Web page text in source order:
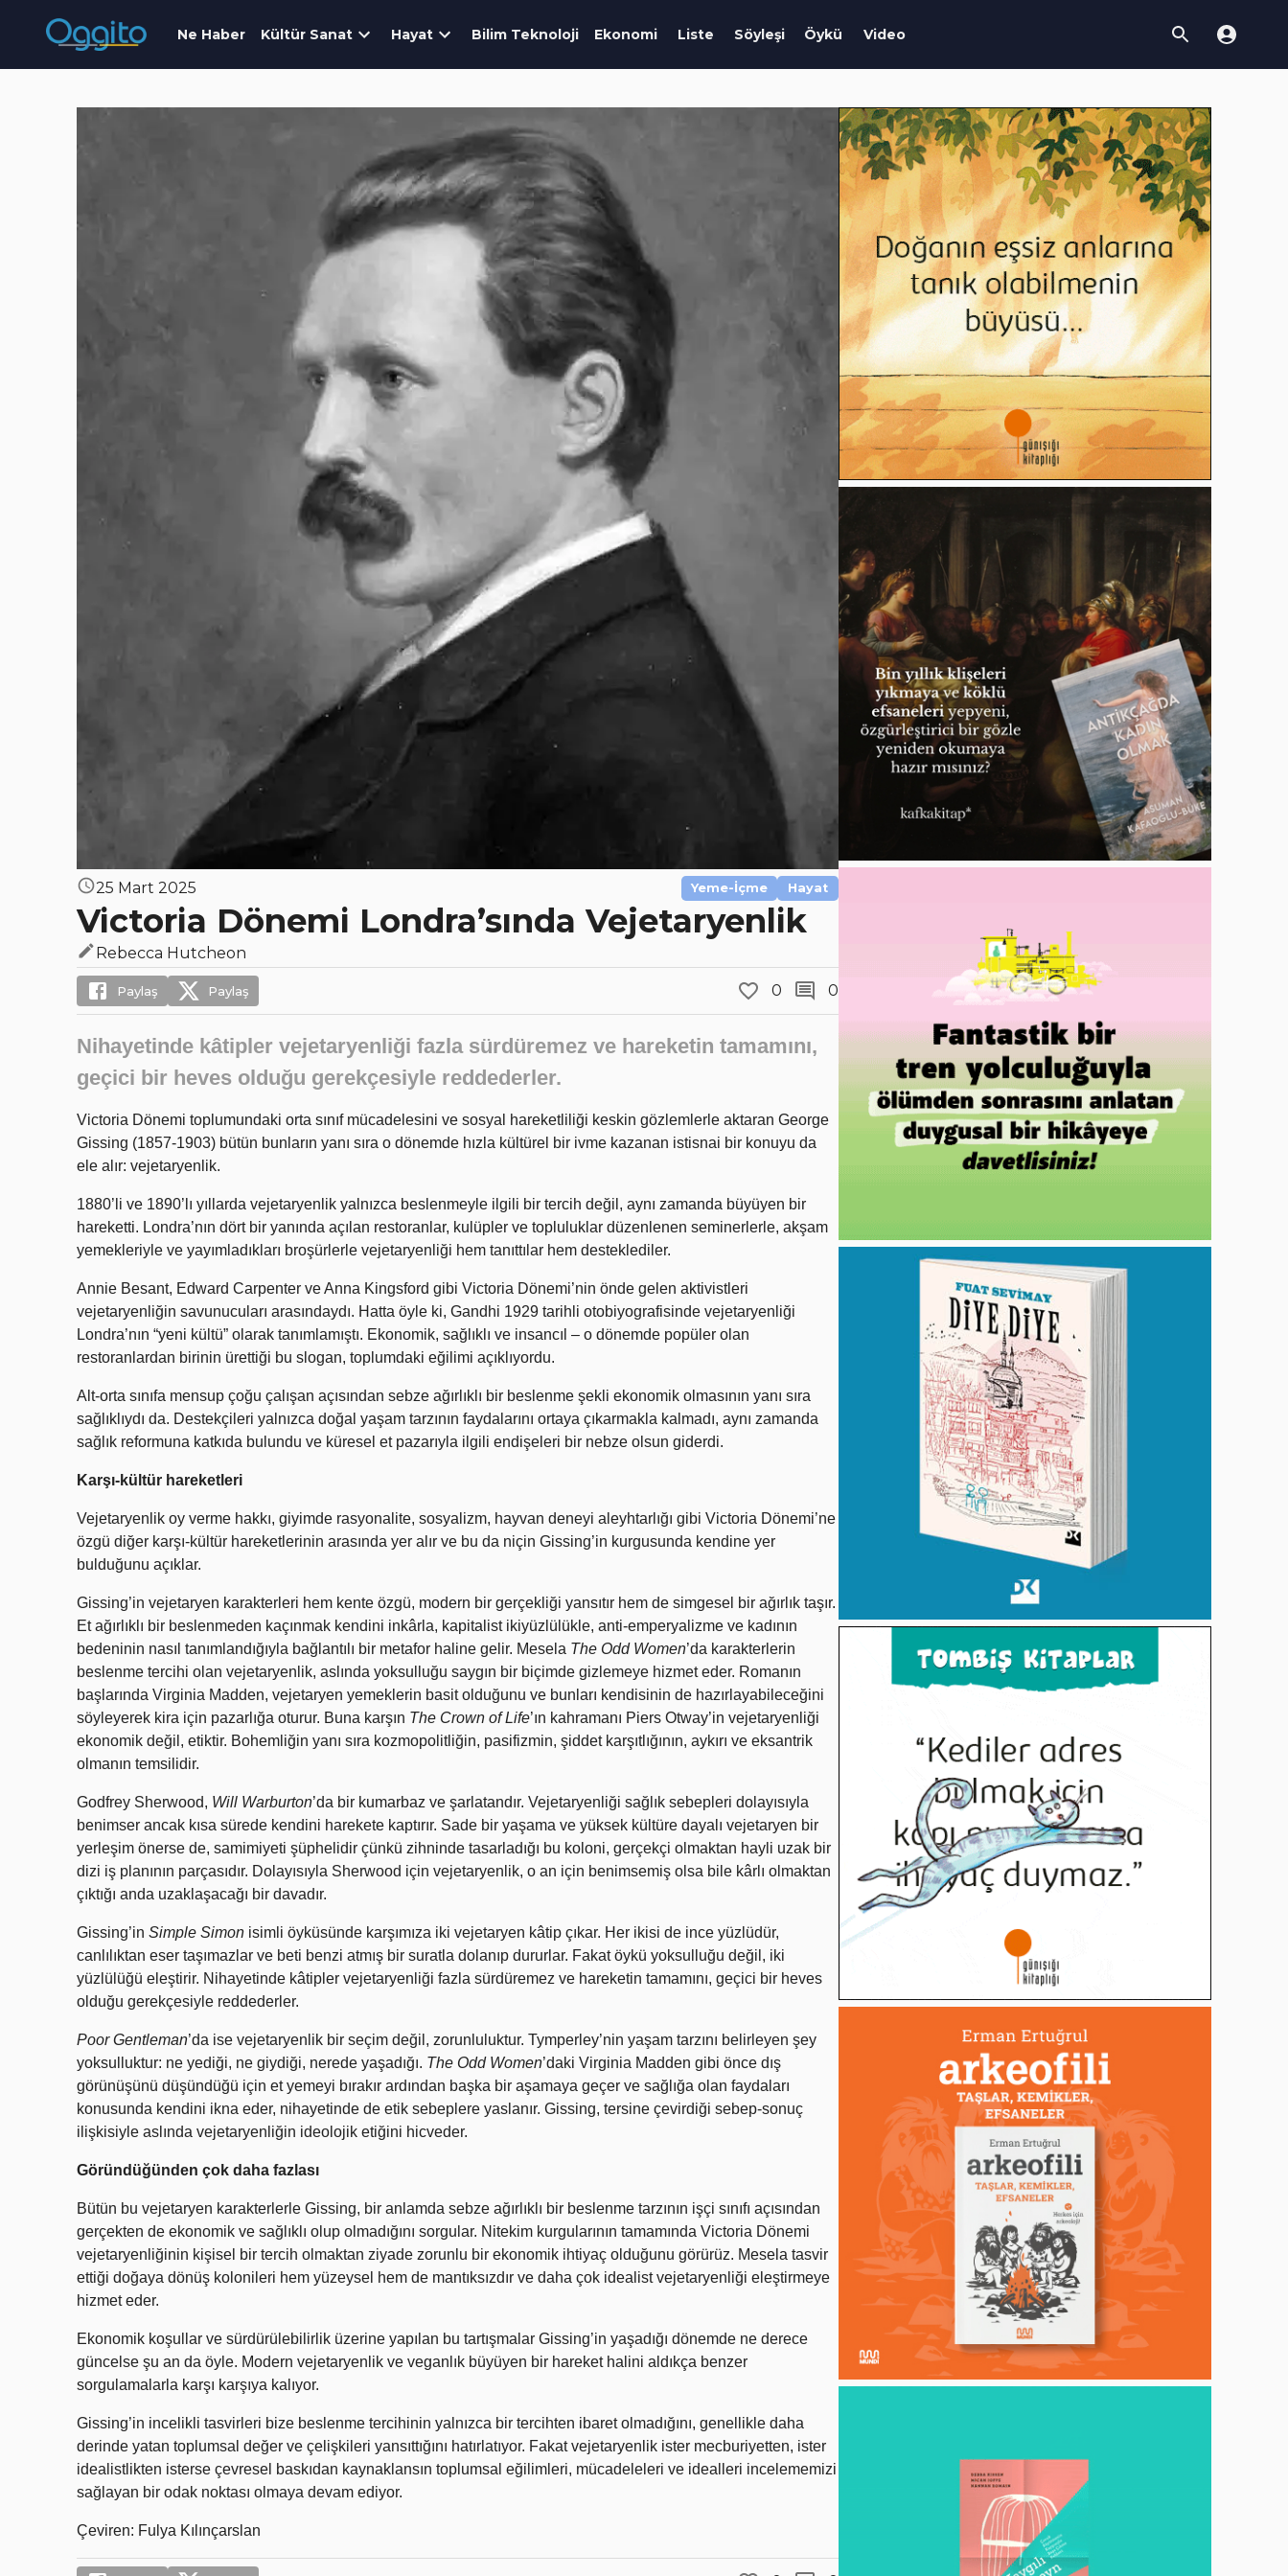
Ne Haber Kültür Sanat Hayat Bilim Teknoloji Ekonomi Liste Söyleşi Öykü Video
25 Mart 2025 Yeme-İçme Hayat
Victoria Dönemi Londra’sında Vejetaryenlik
Rebecca Hutcheon
Paylaş Paylaş 0 0
Nihayetinde kâtipler vejetaryenliği fazla sürdüremez ve hareketin tamamını,
geçici bir heves olduğu gerekçesiyle reddederler.
Victoria Dönemi toplumundaki orta sınıf mücadelesini ve sosyal hareketliliği keskin gözlemlerle aktaran George
Gissing (1857-1903) bütün bunların yanı sıra o dönemde hızla kültürel bir ivme kazanan istisnai bir konuyu da
ele alır: vejetaryenlik.
1880’li ve 1890’lı yıllarda vejetaryenlik yalnızca beslenmeyle ilgili bir tercih değil, aynı zamanda büyüyen bir
hareketti. Londra’nın dört bir yanında açılan restoranlar, kulüpler ve topluluklar düzenlenen seminerlerle, akşam
yemekleriyle ve yayımladıkları broşürlerle vejetaryenliği hem tanıttılar hem desteklediler.
Annie Besant, Edward Carpenter ve Anna Kingsford gibi Victoria Dönemi’nin önde gelen aktivistleri
vejetaryenliğin savunucuları arasındaydı. Hatta öyle ki, Gandhi 1929 tarihli otobiyografisinde vejetaryenliği
Londra’nın “yeni kültü” olarak tanımlamıştı. Ekonomik, sağlıklı ve insancıl – o dönemde popüler olan
restoranlardan birinin ürettiği bu slogan, toplumdaki eğilimi açıklıyordu.
Alt-orta sınıfa mensup çoğu çalışan açısından sebze ağırlıklı bir beslenme şekli ekonomik olmasının yanı sıra
sağlıklıydı da. Destekçileri yalnızca doğal yaşam tarzının faydalarını ortaya çıkarmakla kalmadı, aynı zamanda
sağlık reformuna katkıda bulundu ve küresel et pazarıyla ilgili endişeleri bir nebze olsun giderdi.
Karşı-kültür hareketleri
Vejetaryenlik oy verme hakkı, giyimde rasyonalite, sosyalizm, hayvan deneyi aleyhtarlığı gibi Victoria Dönemi’ne
özgü diğer karşı-kültür hareketlerinin arasında yer alır ve bu da niçin Gissing’in kurgusunda kendine yer
bulduğunu açıklar.
Gissing’in vejetaryen karakterleri hem kente özgü, modern bir gerçekliği yansıtır hem de simgesel bir ağırlık taşır.
Et ağırlıklı bir beslenmeden kaçınmak kendini inkârla, kapitalist ikiyüzlülükle, anti-emperyalizme ve kadının
bedeninin nasıl tanımlandığıyla bağlantılı bir metafor haline gelir. Mesela The Odd Women’da karakterlerin
beslenme tercihi olan vejetaryenlik, aslında yoksulluğu saygın bir biçimde gizlemeye hizmet eder. Romanın
başlarında Virginia Madden, vejetaryen yemeklerin basit olduğunu ve bunları kendisinin de hazırlayabileceğini
söyleyerek kira için pazarlığa oturur. Buna karşın The Crown of Life’ın kahramanı Piers Otway’in vejetaryenliği
ekonomik değil, etiktir. Bohemliğin yanı sıra kozmopolitliğin, pasifizmin, şiddet karşıtlığının, aykırı ve eksantrik
olmanın temsilidir.
Godfrey Sherwood, Will Warburton’da bir kumarbaz ve şarlatandır. Vejetaryenliği sağlık sebepleri dolayısıyla
benimser ancak kısa sürede kendini harekete kaptırır. Sade bir yaşama ve yüksek kültüre dayalı vejetaryen bir
yerleşim önerse de, samimiyeti şüphelidir çünkü zihninde tasarladığı bu koloni, gerçekçi olmaktan hayli uzak bir
dizi iş planının parçasıdır. Dolayısıyla Sherwood için vejetaryenlik, o an için benimsemiş olsa bile kârlı olmaktan
çıktığı anda uzaklaşacağı bir davadır.
Gissing’in Simple Simon isimli öyküsünde karşımıza iki vejetaryen kâtip çıkar. Her ikisi de ince yüzlüdür,
canlılıktan eser taşımazlar ve beti benzi atmış bir suratla dolanıp dururlar. Fakat öykü yoksulluğu değil, iki
yüzlülüğü eleştirir. Nihayetinde kâtipler vejetaryenliği fazla sürdüremez ve hareketin tamamını, geçici bir heves
olduğu gerekçesiyle reddederler.
Poor Gentleman’da ise vejetaryenlik bir seçim değil, zorunluluktur. Tymperley’nin yaşam tarzını belirleyen şey
yoksulluktur: ne yediği, ne giydiği, nerede yaşadığı. The Odd Women’daki Virginia Madden gibi önce dış
görünüşünü düşündüğü için et yemeyi bırakır ardından başka bir aşamaya geçer ve sağlığa olan faydaları
konusunda kendini ikna eder, nihayetinde de etik sebeplere yaslanır. Gissing, tersine çevirdiği sebep-sonuç
ilişkisiyle aslında vejetaryenliğin ideolojik etiğini hicveder.
Göründüğünden çok daha fazlası
Bütün bu vejetaryen karakterlerle Gissing, bir anlamda sebze ağırlıklı bir beslenme tarzının işçi sınıfı açısından
gerçekten de ekonomik ve sağlıklı olup olmadığını sorgular. Nitekim kurgularının tamamında Victoria Dönemi
vejetaryenliğinin kişisel bir tercih olmaktan ziyade zorunlu bir ekonomik ihtiyaç olduğunu görürüz. Mesela tasvir
ettiği doğaya dönüş kolonileri hem yüzeysel hem de mantıksızdır ve daha çok idealist vejetaryenliği eleştirmeye
hizmet eder.
Ekonomik koşullar ve sürdürülebilirlik üzerine yapılan bu tartışmalar Gissing’in yaşadığı dönemde ne derece
güncelse şu an da öyle. Modern vejetaryenlik ve veganlık büyüyen bir hareket halini aldıkça benzer
sorgulamalarla karşı karşıya kalıyor.
Gissing’in incelikli tasvirleri bize beslenme tercihinin yalnızca bir tercihten ibaret olmadığını, genellikle daha
derinde yatan toplumsal değer ve çelişkileri yansıttığını hatırlatıyor. Fakat vejetaryenlik ister mecburiyetten, ister
idealistlikten isterse çevresel baskıdan kaynaklansın toplumsal eğilimleri, mücadeleleri ve idealleri incelememizi
sağlayan bir odak noktası olmaya devam ediyor.
Çeviren: Fulya Kılınçarslan